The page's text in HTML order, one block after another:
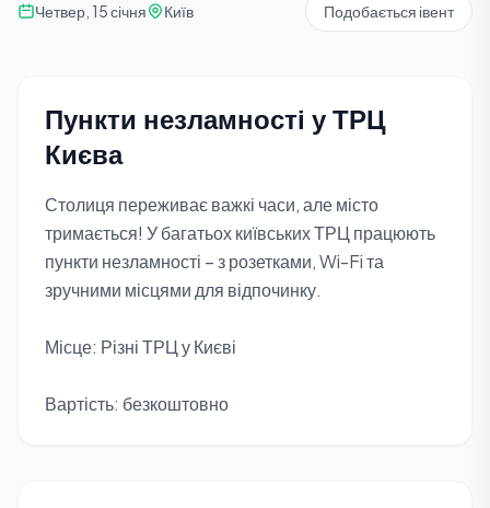
Четвер, 15 січня Київ Подобається івент
Пункти незламності у ТРЦ
Києва
Столиця переживає важкі часи, але місто
тримається! У багатьох київських ТРЦ працюють
пункти незламності – з розетками, Wi-Fi та
зручними місцями для відпочинку.
Місце: Різні ТРЦ у Києві
Вартість: безкоштовно